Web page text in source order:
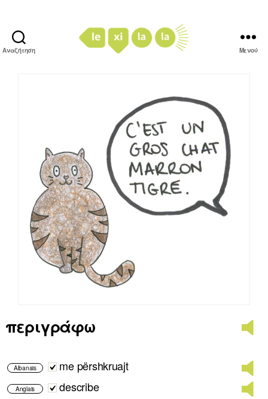
Αναζήτηση Μενού
περιγράφω
Albanais me përshkruajt
Anglais describe